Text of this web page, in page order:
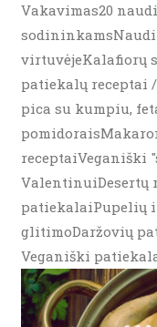
Vakavimas20
virtuvėjeKalafiorų
patiekalų receptai
pica su kumpiu,
receptaiVeganiški
ValentinuiDesertų
patiekalaiPupelių
glitimoDaržovių
Veganiški